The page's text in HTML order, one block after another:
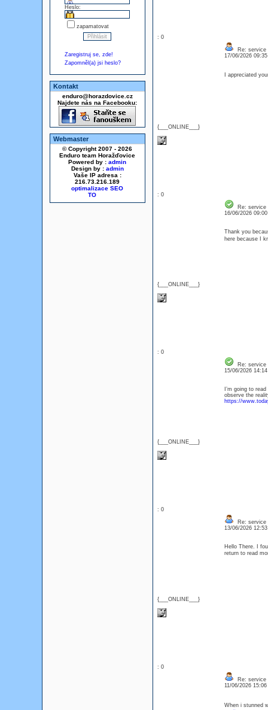
Heslo:
zapamatovat
Zaregistruj se, zde!
Zapomněl(a) jsi heslo?
Kontakt
enduro@horazdovice.cz
Najdete nás na Facebooku:
Webmaster
© Copyright 2007 - 2026
Enduro team Horažďovice
Powered by : admin
Design by : admin
Vaše IP adresa :
216.73.216.189
optimalizace SEO
: 0
{___ONLINE___}
Re: service
17/06/2026
I appreciated
: 0
{___ONLINE___}
Re: service
16/06/2026
Thank you
here because I
: 0
{___ONLINE___}
Re: service
15/06/2026
I’m going to
observe the
https://
: 0
{___ONLINE___}
Re: service
13/06/2026
Hello There. I
return to read
: 0
Re: service
11/06/2026
When i stunned